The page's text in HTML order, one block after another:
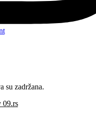
su zadržana.
09.rs